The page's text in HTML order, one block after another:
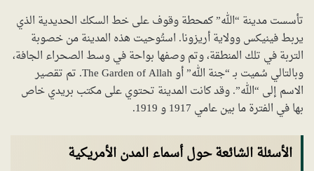
تأسست مدينة “الله” كمحطة وقوف على خط السكك الحديدية الذي
يربط فينيكس وولاية أريزونا. استُوحيت هذه المدينة من خصوبة
التربة في تلك المنطقة، وتم وصفها بواحة في وسط الصحراء الجافة،
وبالتالي سُميت بـ “جنة الله” أو The Garden of Allah. تم تقصير
الاسم إلى “الله”. وقد كانت المدينة تحتوي على مكتب بريدي خاص
بها في الفترة ما بين عامي 1917 و 1919.
الأسئلة الشائعة حول أسماء المدن الأمريكية